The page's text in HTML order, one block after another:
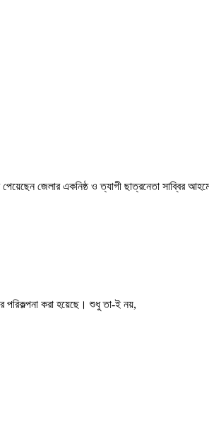
জেলার একনিষ্ঠ ও ত্যাগী ছাত্রনেতা সাব্বির
পরিকল্পনা করা হয়েছে। শুধু তা-ই নয়,